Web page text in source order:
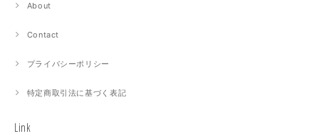
About
Contact
プライバシーポリシー
特定商取引法に基づく表記
Link